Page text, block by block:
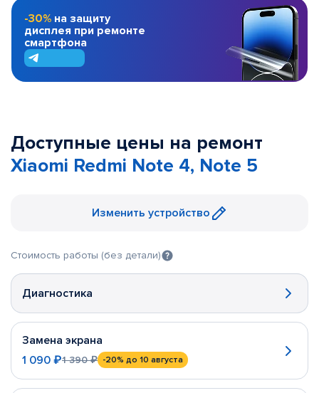
-30% на защиту
дисплея при ремонте
смартфона
Доступные цены на ремонт
Xiaomi Redmi Note 4, Note 5
Изменить устройство
Стоимость работы (без детали)
Диагностика
Замена экрана
1 090 ₽1 390 ₽ -20% до 10 августа